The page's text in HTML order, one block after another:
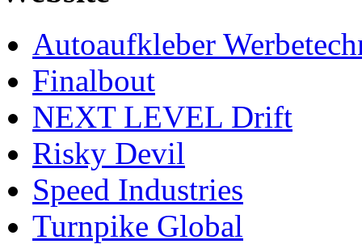
Autoaufkleber
Finalbout
NEXT LEVEL Drift
Risky Devil
Speed Industries
Turnpike Global